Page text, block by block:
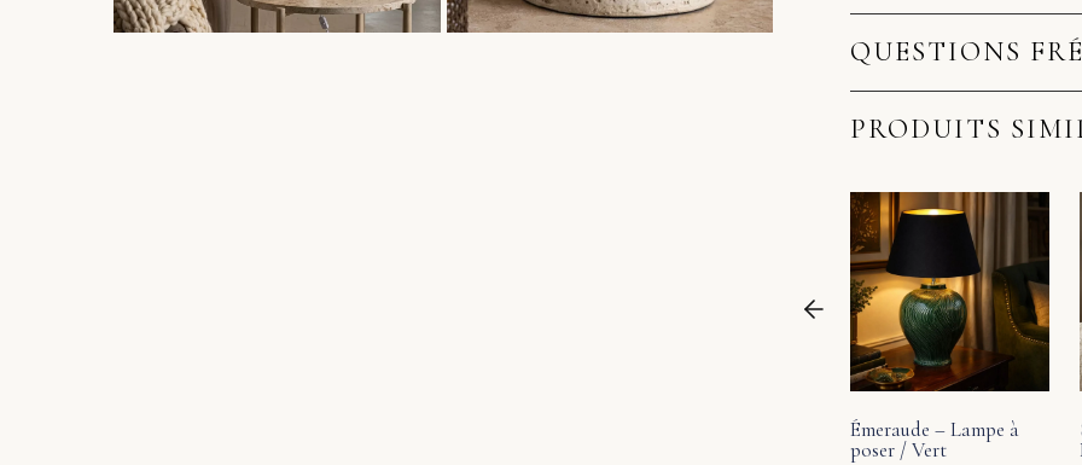
QUESTIONS
PRODUITS
Émeraude – Lampe à
poser / Vert